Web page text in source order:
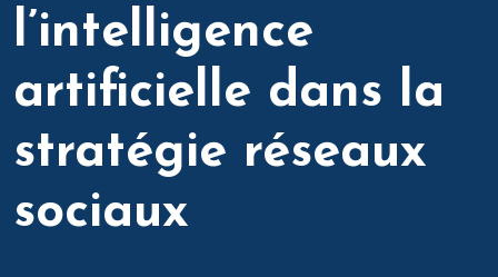
l’intelligence
artificielle dans la
stratégie réseaux
sociaux